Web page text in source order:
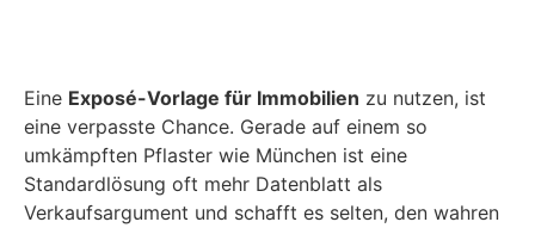
Eine Exposé-Vorlage für Immobilien zu nutzen, ist
eine verpasste Chance. Gerade auf einem so
umkämpften Pflaster wie München ist eine
Standardlösung oft mehr Datenblatt als
Verkaufsargument und schafft es selten, den wahren